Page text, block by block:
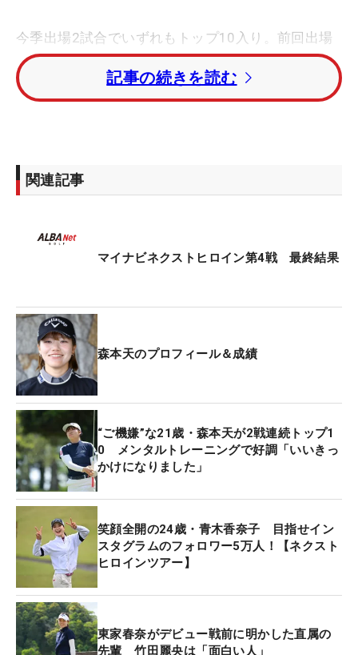
今季出場2試合でいずれもトップ10入り。前回出場
した4月の第2戦「Sanrio Smile Golf Tournament」
では3位タイに入り、「そろそろ優勝したいな」と
思っていたタイミングでそれを実現した。スタート
たことが良かった」と乗り切った。
を終えリーダーボードを見るとトップとは3打差。
「チャンスがある」と、そこからギアを入れると3
この日一番の勝因は「パター」だと話す。「朝のパ
ター練習の時からタッチとラインの感覚が合ってい
た」。14番の3打目をピンに寄せると、「微妙な距
離」のスライスラインが残った。「そこを決められ
たから、イメージが出やすかった」。それが最終ホ
ールのバーディフィニッシュにもつながった。
ただあがった時点では、まだ優勝が決まったわけで
はない。ホールアウトしてみると「トップと並んで
終組があがってくるのを待つ展開となった。結果、
5アンダーで並んでいた森田就子が最終ホールに、
長めのパーパットを外しプレーオフも回避すること
ができた。
今季から取り入れているというメンタルトレーニン
記事の続きを読む
関連記事
マイナビネクストヒロイン第4戦 最終結果
森本天のプロフィール＆成績
“ご機嫌”な21歳・森本天が2戦連続トップ1
0 メンタルトレーニングで好調「いいきっ
かけになりました」
笑顔全開の24歳・青木香奈子 目指せイン
スタグラムのフォロワー5万人！【ネクスト
ヒロインツアー】
東家春奈がデビュー戦前に明かした直属の
先輩 竹田麗央は「面白い人」